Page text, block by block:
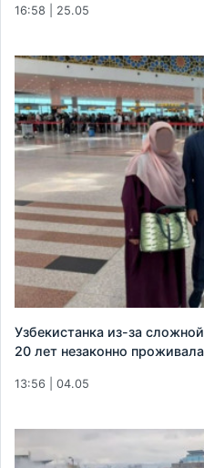
16:58 | 25.05
Узбекистанка из-за
20 лет незаконно
13:56 | 04.05